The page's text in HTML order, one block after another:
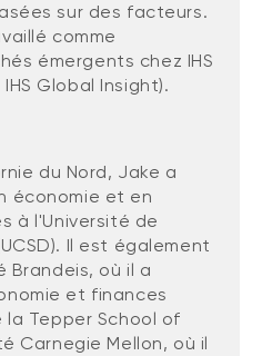
sur des facteurs.
comme
émergents chez IHS
Global Insight).
du Nord, Jake a
économie et en
à l'Université de
Il est également
Brandeis, où il a
et finances
Tepper School of
Carnegie Mellon, où il